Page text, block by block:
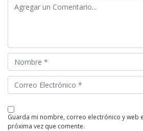
guarda mi nombre, correo electrónico y web en este navegador para la
próxima vez que comente.